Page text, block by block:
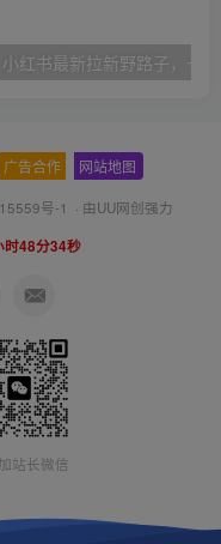
广告合作 网站地图
号-1 · 由UU网创强力
48分35秒
站长微信